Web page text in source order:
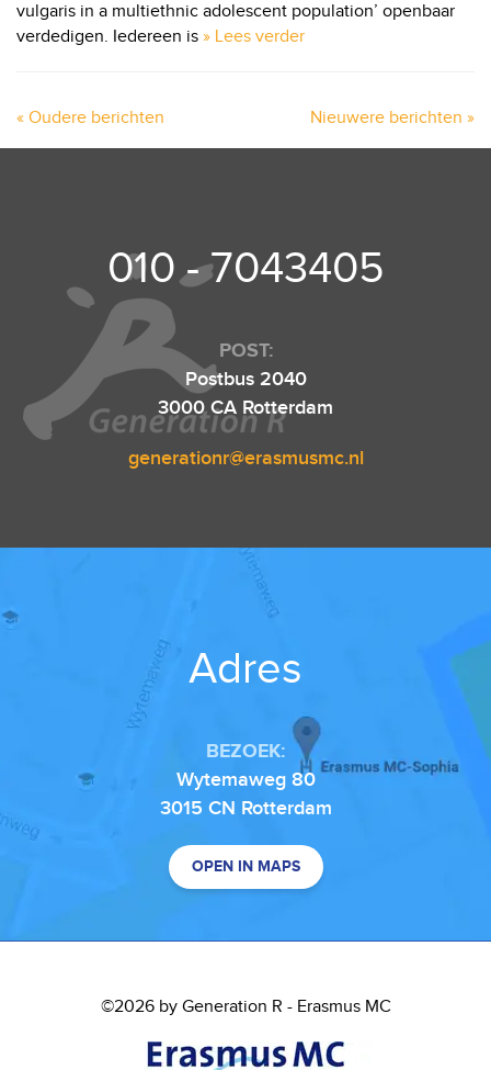
vulgaris in a multiethnic adolescent population’ openbaar
verdedigen. Iedereen is » Lees verder
« Oudere berichten Nieuwere berichten »
010 - 7043405
POST:
Postbus 2040
3000 CA Rotterdam
generationr@erasmusmc.nl
Adres
BEZOEK:
Wytemaweg 80
3015 CN Rotterdam
OPEN IN MAPS
©2026 by Generation R - Erasmus MC